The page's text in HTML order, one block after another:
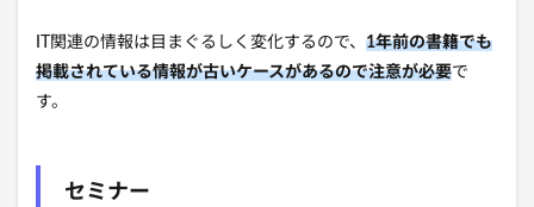
IT関連の情報は目まぐるしく変化するので、 1年前の書籍でも
掲載されている情報が古いケースがあるので注意が必要で
す。
セミナー